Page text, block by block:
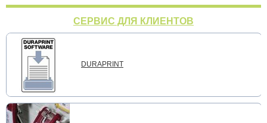
СЕРВИС ДЛЯ КЛИЕНТОВ
DURAPRINT